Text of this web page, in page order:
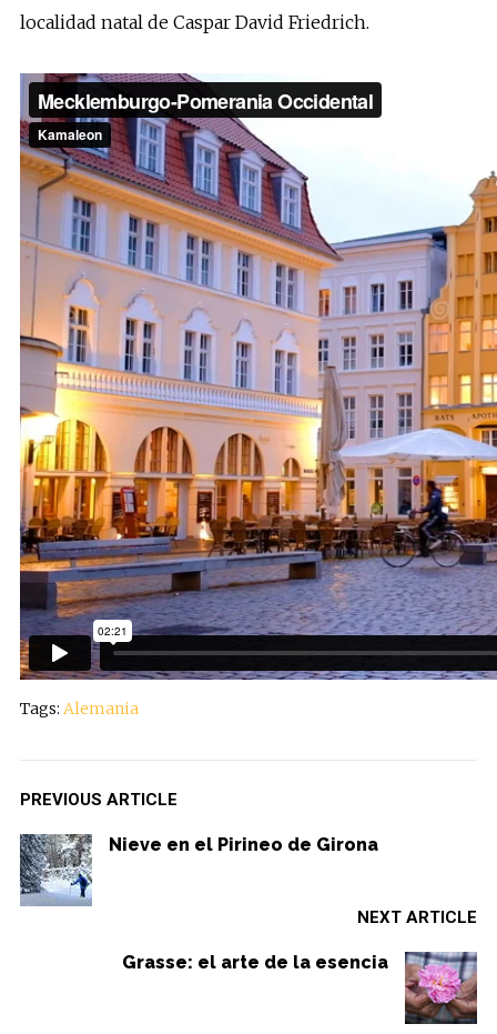
localidad natal de Caspar David Friedrich.
Tags: Alemania
PREVIOUS ARTICLE
Nieve en el Pirineo de Girona
NEXT ARTICLE
Grasse: el arte de la esencia